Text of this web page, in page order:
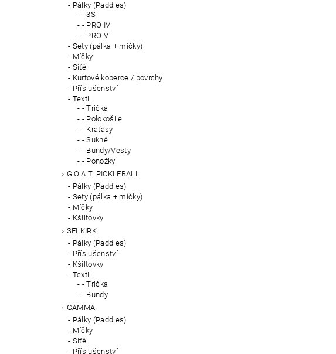
Pálky (Paddles)
- 3S
- PRO IV
- PRO V
Sety (pálka + míčky)
Míčky
Síťě
Kurtové koberce / povrchy
Příslušenství
Textil
- Trička
- Polokošile
- Kraťasy
- Sukně
- Bundy/Vesty
- Ponožky
G.O.A.T. PICKLEBALL
Pálky (Paddles)
Sety (pálka + míčky)
Míčky
Kšiltovky
SELKIRK
Pálky (Paddles)
Příslušenství
Kšiltovky
Textil
- Trička
- Bundy
GAMMA
Pálky (Paddles)
Míčky
Síťě
Příslušenství